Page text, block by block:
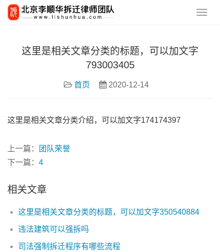
这里是相关文章分类的标题，可以加文字
793003405
首页 2020-12-14
这里是相关文章分类介绍，可以加文字174174397
上一篇：
团队荣誉
下一篇： 4
相关文章
这里是相关文章分类的标题，可以加文字350540884
违法建筑可以强拆吗
司法强制拆迁程序有哪些流程